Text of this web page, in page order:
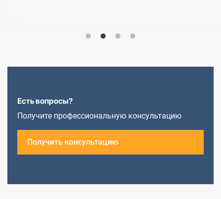
Есть вопросы?
Получите профессиональную консультацию
Получить консультацию